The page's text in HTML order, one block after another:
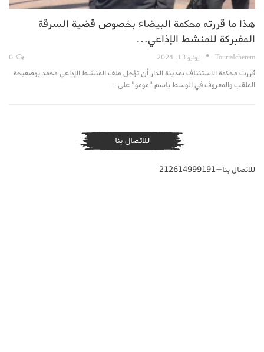
هذا ما قررته محكمة البيضاء بخصوص قضية السرقة
المفبركة للمنشط الإذاعي…
TouriaIcherem يونيو 13, 2024
قررت محكمة الاستئناف بمدينة الدار أن تؤجل ملف المنشط الإذاعي محمد بوصفيحة
الملقب والمعروف في الوسط باسم "مومو" على…
للاتصال بنا
للاتصال بنا+212614999191